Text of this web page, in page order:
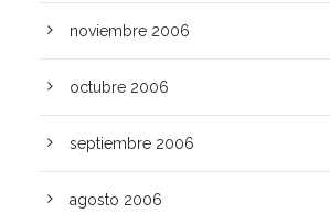
noviembre 2006
octubre 2006
septiembre 2006
agosto 2006